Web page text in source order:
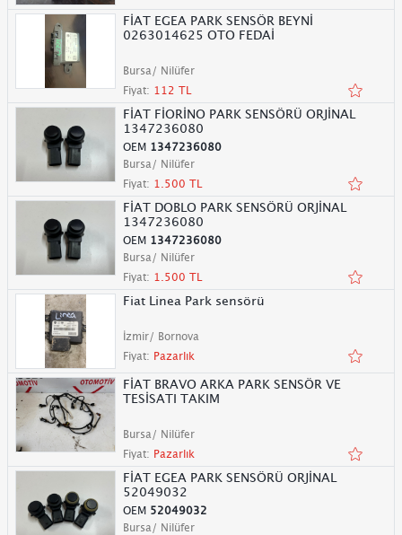
FİAT EGEA PARK SENSÖR BEYNİ
0263014625 OTO FEDAİ
Bursa/ Nilüfer
Fiyat: 112 TL
FİAT FİORİNO PARK SENSÖRÜ ORJİNAL
1347236080
OEM 1347236080
Bursa/ Nilüfer
Fiyat: 1.500 TL
FİAT DOBLO PARK SENSÖRÜ ORJİNAL
1347236080
OEM 1347236080
Bursa/ Nilüfer
Fiyat: 1.500 TL
Fiat Linea Park sensörü
İzmir/ Bornova
Fiyat: Pazarlık
FİAT BRAVO ARKA PARK SENSÖR VE
TESİSATI TAKIM
Bursa/ Nilüfer
Fiyat: Pazarlık
FİAT EGEA PARK SENSÖRÜ ORJİNAL
52049032
OEM 52049032
Bursa/ Nilüfer